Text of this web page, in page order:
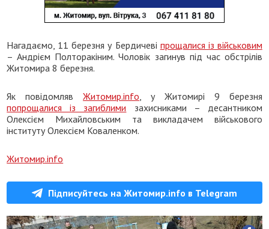
Нагадаємо, 11 березня у Бердичеві прощалися із військовим
– Андрієм Полторакіним. Чоловік загинув під час обстрілів
Житомира 8 березня.
Як повідомлявЖитомир.info, у Житомирі 9 березня
попрощалися із загиблими захисниками – десантником
Олексієм Михайловським та викладачем військового
інституту Олексієм Коваленком.
Житомир.info
Підписуйтесь на Житомир.info в Telegram